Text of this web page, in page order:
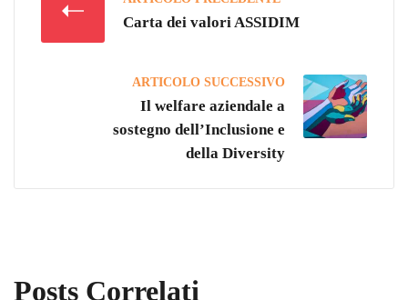
Carta dei valori ASSIDIM
ARTICOLO SUCCESSIVO
Il welfare aziendale a
sostegno dell’Inclusione e
della Diversity
Posts Correlati